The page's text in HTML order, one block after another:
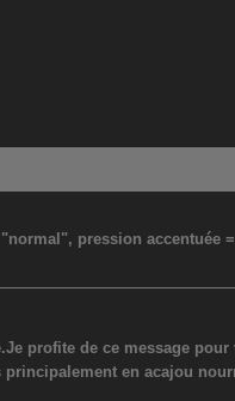
pression
profite de ce message
en acajou